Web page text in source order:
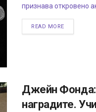
признава откровено
READ MORE
Джейн Фонда:
наградите.